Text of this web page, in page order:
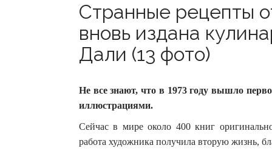
Странные рецепты
вновь издана
Дали (13 фото)
Не все знают, что в 1973 году вышло
иллюстрациями.
Сейчас в мире около 400 книг
работа художника получила вторую жизнь,